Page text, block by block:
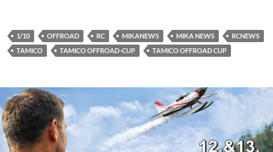
1/10 OFFROAD RC MIKANEWS MIKA NEWS
RCNEWS
TAMICO
TAMICO OFFROAD-CUP TAMICO OFFROAD CUP